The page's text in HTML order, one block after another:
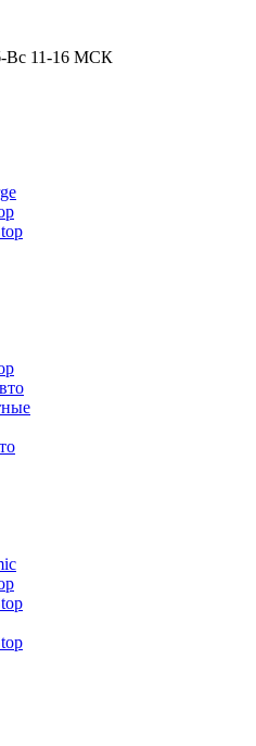
Вс 11-16 МСК